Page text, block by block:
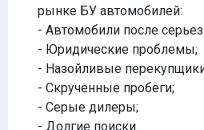
рынке БУ автомобилей:
- Автомобили после
- Юридические проблемы;
- Назойливые
- Скрученные пробеги;
- Серые дилеры;
- Долгие поиски.